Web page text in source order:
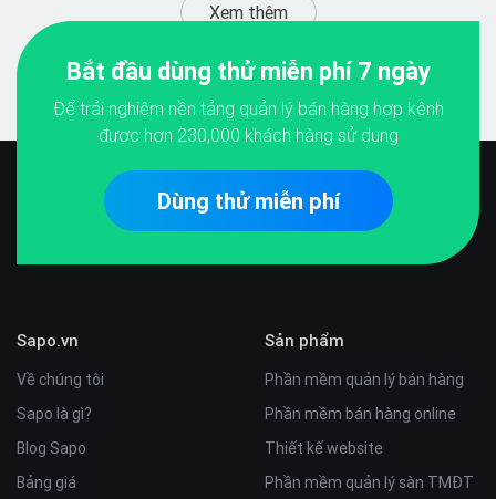
Xem thêm
Bắt đầu dùng thử miễn phí 7 ngày
Để trải nghiệm nền tảng quản lý bán hàng hợp kênh
được hơn 230,000 khách hàng sử dụng
Dùng thử miễn phí
Sapo.vn
Về chúng tôi
Sapo là gì?
Blog Sapo
Bảng giá
Sản phẩm
Phần mềm quản lý bán hàng
Phần mềm bán hàng online
Thiết kế website
Phần mềm quản lý sàn TMĐT